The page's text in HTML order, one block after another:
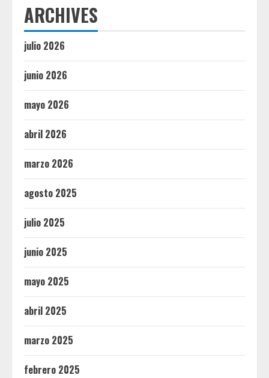
ARCHIVES
julio 2026
junio 2026
mayo 2026
abril 2026
marzo 2026
agosto 2025
julio 2025
junio 2025
mayo 2025
abril 2025
marzo 2025
febrero 2025